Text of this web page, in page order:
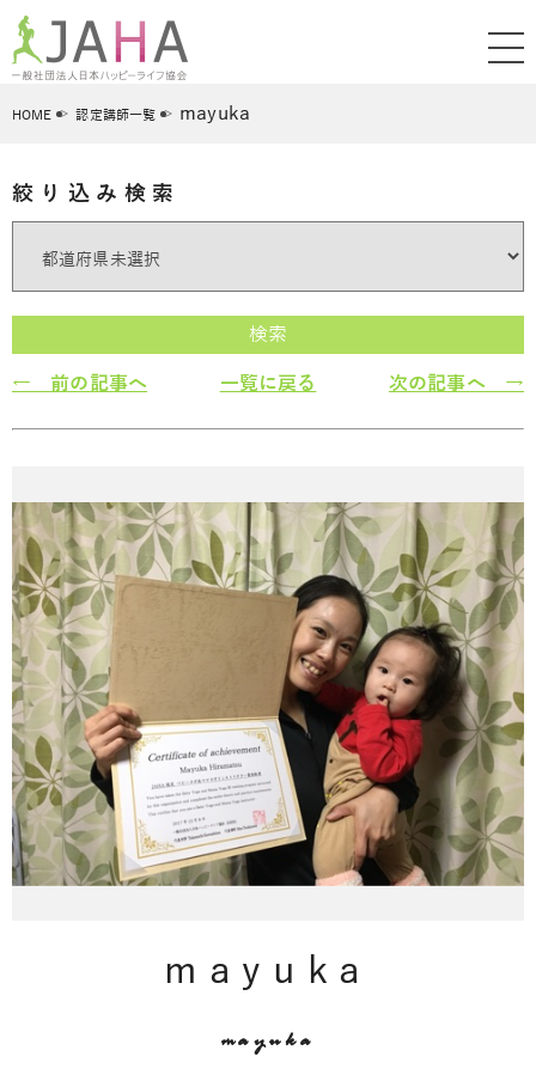
HOME 認定講師一覧 mayuka
絞り込み検索
検索
← 前の記事へ 一覧に戻る 次の記事へ →
mayuka
mayuka